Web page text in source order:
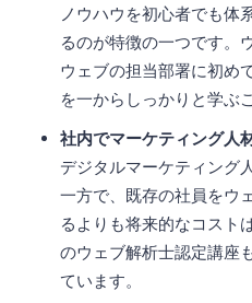
ノウハウを初心者でも体
るのが特徴の一つです。
ウェブの担当部署に初め
を一からしっかりと学ぶ
社内でマーケティング人
デジタルマーケティング
一方で、既存の社員をウ
るよりも将来的なコスト
のウェブ解析士認定講座
ています。